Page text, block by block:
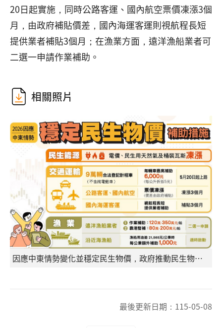
20日起實施，同時公路客運、國內航空票價凍漲3個
月，由政府補貼價差，國內海運客運則視航程長短
提供業者補貼3個月；在漁業方面，遠洋漁船業者可
二選一申請作業補助。
相關照片
因應中東情勢變化並穩定民生物價，政府推動民生物價凍漲、交通運輸補貼及漁業支持三項措施
最後更新日期： 115-05-08